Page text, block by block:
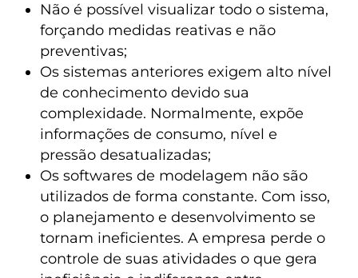
Não é possível visualizar todo o sistema,
forçando medidas reativas e não
preventivas;
Os sistemas anteriores exigem alto nível
de conhecimento devido sua
complexidade. Normalmente, expõe
informações de consumo, nível e
pressão desatualizadas;
Os softwares de modelagem não são
utilizados de forma constante. Com isso,
o planejamento e desenvolvimento se
tornam ineficientes. A empresa perde o
controle de suas atividades o que gera